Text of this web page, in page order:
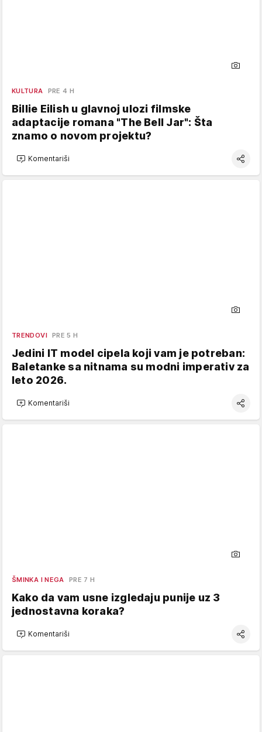
KULTURA PRE 4 H
Billie Eilish u glavnoj ulozi filmske
adaptacije romana "The Bell Jar": Šta
znamo o novom projektu?
Komentariši
TRENDOVI PRE 5 H
Jedini IT model cipela koji vam je potreban:
Baletanke sa nitnama su modni imperativ za
leto 2026.
Komentariši
ŠMINKA I NEGA PRE 7 H
Kako da vam usne izgledaju punije uz 3
jednostavna koraka?
Komentariši